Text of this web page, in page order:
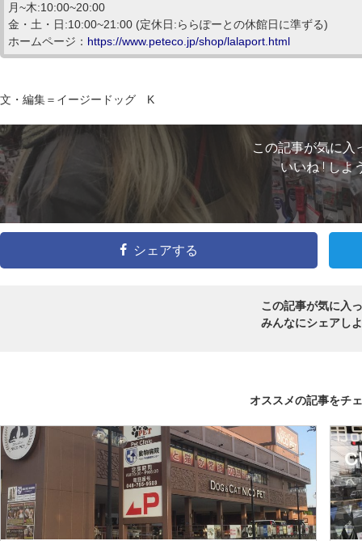
月~木:10:00~20:00
金・土・日:10:00~21:00 (定休日:ららぽーとの休館日に準ずる)
ホームページ： https://www.peteco.jp/shop/lalaport.html
文・編集＝イージードッグ K
この記事が気に入
いいね ! しよ
シェアする
この記事が気に入
みんなにシェアし
オススメの記事をチ